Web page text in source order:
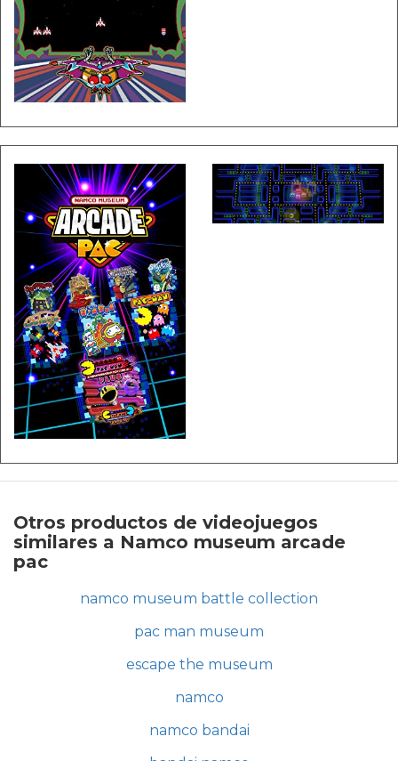
Otros productos de videojuegos
similares a Namco museum arcade
pac
namco museum battle collection
pac man museum
escape the museum
namco
namco bandai